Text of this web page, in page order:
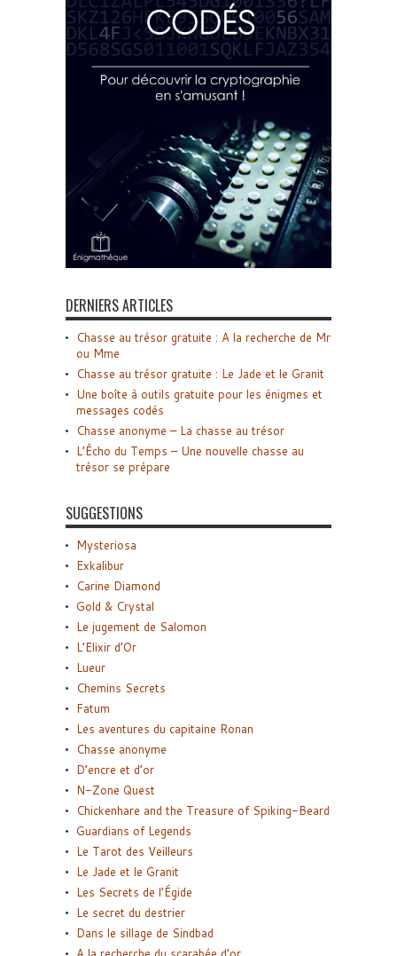
DERNIERS ARTICLES
Chasse au trésor gratuite : A la recherche de Mr
ou Mme
Chasse au trésor gratuite : Le Jade et le Granit
Une boîte à outils gratuite pour les énigmes et
messages codés
Chasse anonyme – La chasse au trésor
L’Écho du Temps – Une nouvelle chasse au
trésor se prépare
SUGGESTIONS
Mysteriosa
Exkalibur
Carine Diamond
Gold & Crystal
Le jugement de Salomon
L’Elixir d’Or
Lueur
Chemins Secrets
Fatum
Les aventures du capitaine Ronan
Chasse anonyme
D’encre et d’or
N-Zone Quest
Chickenhare and the Treasure of Spiking-Beard
Guardians of Legends
Le Tarot des Veilleurs
Le Jade et le Granit
Les Secrets de l’Égide
Le secret du destrier
Dans le sillage de Sindbad